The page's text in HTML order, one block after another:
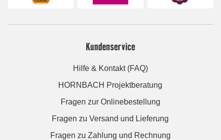
Kundenservice
Hilfe & Kontakt (FAQ)
HORNBACH Projektberatung
Fragen zur Onlinebestellung
Fragen zu Versand und Lieferung
Fragen zu Zahlung und Rechnung